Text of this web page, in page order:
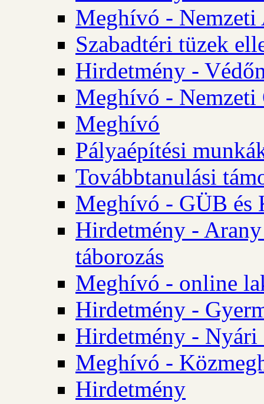
Meghívó - Nemzeti
Szabadtéri tüzek
Hirdetmény -
Meghívó - Nemzeti
Meghívó
Pályaépítési
Továbbtanulási
Meghívó - GÜB és
Hirdetmény - Arany
táborozás
Meghívó - online
Hirdetmény -
Hirdetmény - Nyári
Meghívó -
Hirdetmény